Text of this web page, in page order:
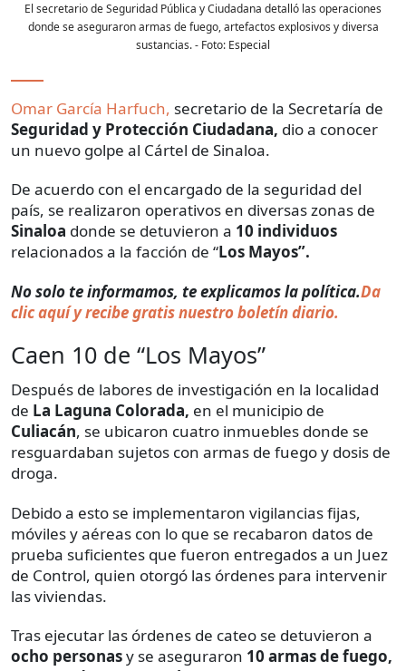
El secretario de Seguridad Pública y Ciudadana detalló las operaciones
donde se aseguraron armas de fuego, artefactos explosivos y diversa
sustancias.- Foto: Especial
Omar García Harfuch, secretario de la Secretaría de
Seguridad y Protección Ciudadana, dio a conocer
un nuevo golpe al Cártel de Sinaloa.
De acuerdo con el encargado de la seguridad del
país, se realizaron operativos en diversas zonas de
Sinaloa donde se detuvieron a 10 individuos
relacionados a la facción de “Los Mayos”.
No solo te informamos, te explicamos la política.Da
clic aquí y recibe gratis nuestro boletín diario.
Caen 10 de “Los Mayos”
Después de labores de investigación en la localidad
de La Laguna Colorada, en el municipio de
Culiacán, se ubicaron cuatro inmuebles donde se
resguardaban sujetos con armas de fuego y dosis de
droga.
Debido a esto se implementaron vigilancias fijas,
móviles y aéreas con lo que se recabaron datos de
prueba suficientes que fueron entregados a un Juez
de Control, quien otorgó las órdenes para intervenir
las viviendas.
Tras ejecutar las órdenes de cateo se detuvieron a
ocho personasy se aseguraron 10 armas de fuego,